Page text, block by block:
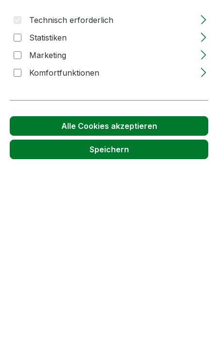
1000ml | Brennmaische Pektinase | Enzym
Technisch erforderlich
Statistiken
Marketing
Komfortfunktionen
Alle Cookies akzeptieren
Speichern